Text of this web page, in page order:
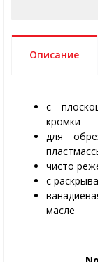
Описание
с
кромки
для
чисто
с
масле